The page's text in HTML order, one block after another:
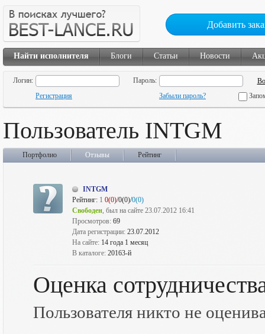
Добавить
Найти исполнителя Блоги Статьи Новости
Логин:
Пароль:
Регистрация
Забыли пароль?
Пользователь INTGM
Портфолио Отзывы Рейтинг
INTGM
Рейтинг: 1 0(0)/0(0)/0(0)
Свободен, был на сайте 23.07.2012 16:41
Просмотров: 69
Дата регистрации: 23.07.2012
На сайте: 14 года 1 месяц
В каталоге: 20163-й
Оценка
Пользователя никто не